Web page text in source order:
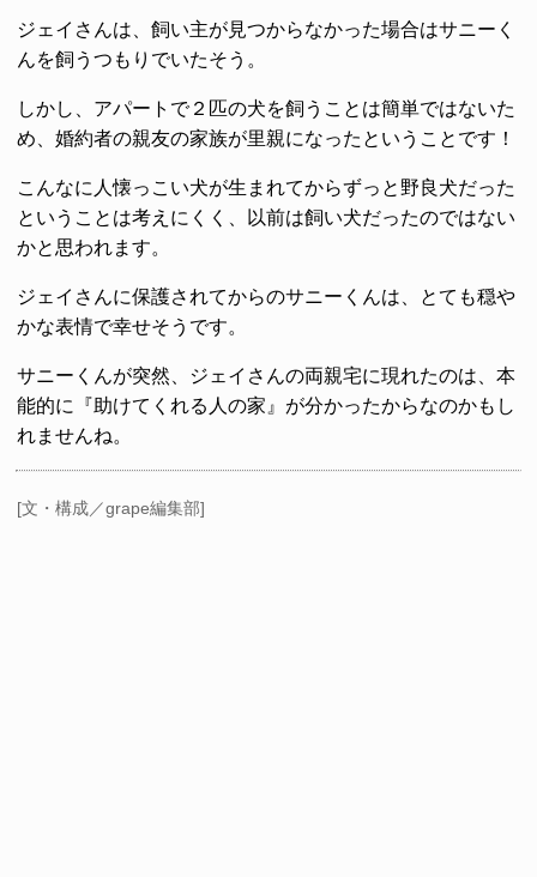
ジェイさんは、飼い主が見つからなかった場合はサニーく
んを飼うつもりでいたそう。
しかし、アパートで２匹の犬を飼うことは簡単ではないた
め、婚約者の親友の家族が里親になったということです！
こんなに人懐っこい犬が生まれてからずっと野良犬だった
ということは考えにくく、以前は飼い犬だったのではない
かと思われます。
ジェイさんに保護されてからのサニーくんは、とても穏や
かな表情で幸せそうです。
サニーくんが突然、ジェイさんの両親宅に現れたのは、本
能的に『助けてくれる人の家』が分かったからなのかもし
れませんね。
[文・構成／grape編集部]